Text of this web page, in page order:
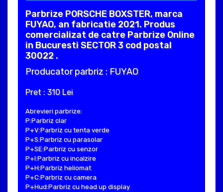
Parbrize PORSCHE BOXSTER, marca
FUYAO, an fabricatie 2021. Produs
comercializat de catre Parbrize Online
in Bucuresti SECTOR 3 cod postal
30022 .
Producator parbriz : FUYAO
Pret : 310 Lei
Abrevieri parbrize:
P:Parbriz clar
P+V:Parbriz cu tenta verde
P+S:Parbriz cu parasolar
P+SE:Parbriz cu senzor
P+I:Parbriz cu incalzire
P+H:Parbriz heliomat
P+C:Parbriz cu camera
P+Hud:Parbriz cu head up display